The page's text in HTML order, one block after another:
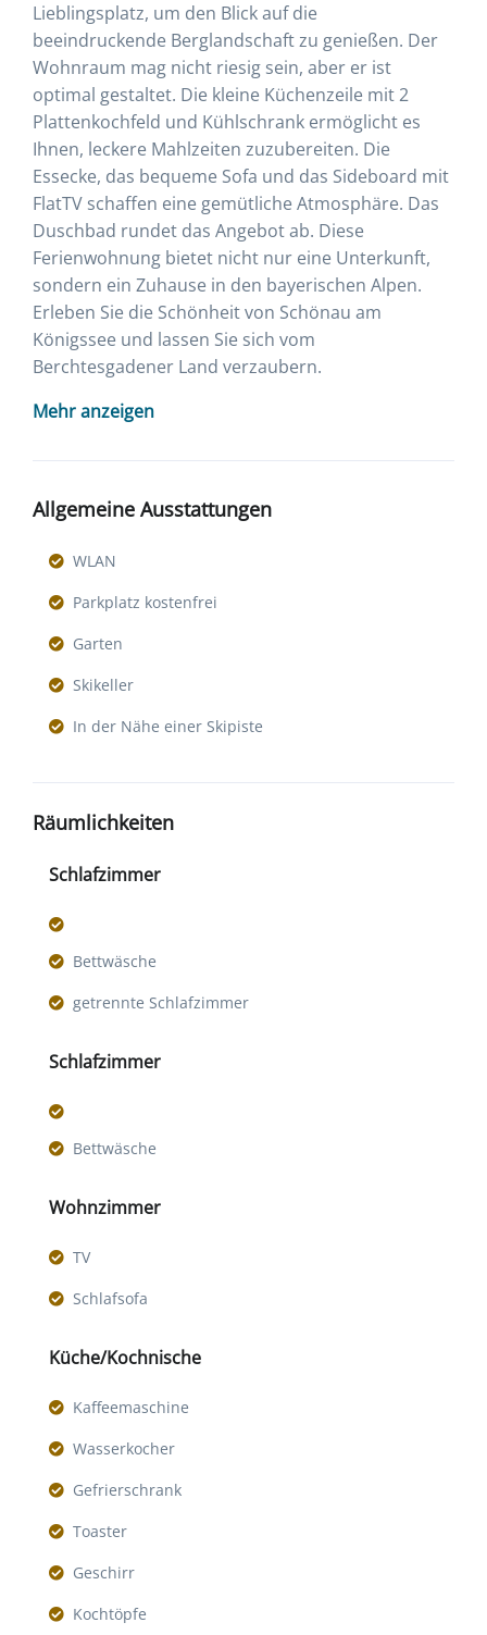
Lieblingsplatz, um den Blick auf die
beeindruckende Berglandschaft zu genießen. Der
Wohnraum mag nicht riesig sein, aber er ist
optimal gestaltet. Die kleine Küchenzeile mit 2
Plattenkochfeld und Kühlschrank ermöglicht es
Ihnen, leckere Mahlzeiten zuzubereiten. Die
Essecke, das bequeme Sofa und das Sideboard mit
FlatTV schaffen eine gemütliche Atmosphäre. Das
Duschbad rundet das Angebot ab. Diese
Ferienwohnung bietet nicht nur eine Unterkunft,
sondern ein Zuhause in den bayerischen Alpen.
Erleben Sie die Schönheit von Schönau am
Königssee und lassen Sie sich vom
Berchtesgadener Land verzaubern.
Mehr anzeigen
Allgemeine Ausstattungen
WLAN
Parkplatz kostenfrei
Garten
Skikeller
In der Nähe einer Skipiste
Räumlichkeiten
Schlafzimmer
Bettwäsche
getrennte Schlafzimmer
Schlafzimmer
Bettwäsche
Wohnzimmer
TV
Schlafsofa
Küche/Kochnische
Kaffeemaschine
Wasserkocher
Gefrierschrank
Toaster
Geschirr
Kochtöpfe